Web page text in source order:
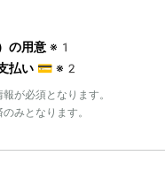
の用意 ※1
払い 💳 ※2
必須となります。
みとなります。